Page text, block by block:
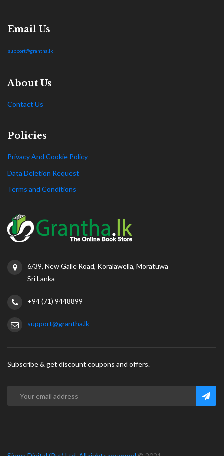
Email Us
support@grantha.lk
About Us
Contact Us
Policies
Privacy And Cookie Policy
Data Deletion Request
Terms and Conditions
6/39, New Galle Road, Koralawella, Moratuwa
Sri Lanka
+94 (71) 9448899
support@grantha.lk
Subscribe & get discount coupons and offers.